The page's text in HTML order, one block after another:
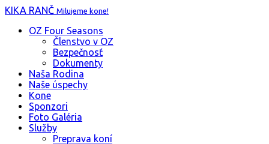
KIKA RANČ Milujeme kone!
OZ Four Seasons
Členstvo v OZ
Bezpečnosť
Dokumenty
Naša Rodina
Naše úspechy
Kone
Sponzori
Foto Galéria
Služby
Preprava koní